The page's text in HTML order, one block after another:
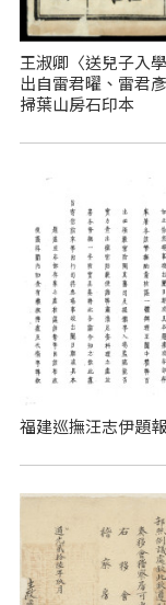
王淑卿〈送兒子入學
出自雷君曜、雷君
掃葉山房石印本
福建巡撫汪志伊題